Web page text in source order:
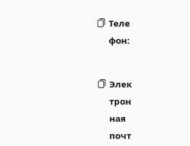
Теле
фон:
Элек
трон
ная
почт